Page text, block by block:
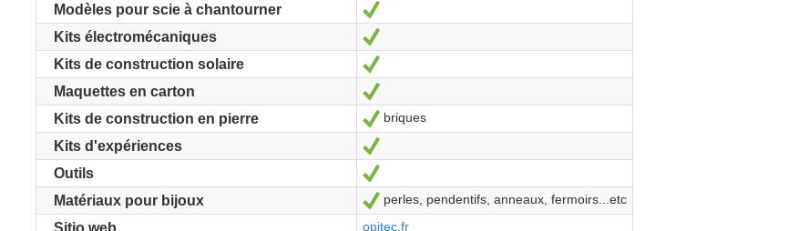
Modèles pour scie à chantourner Sí
Kits électromécaniques
Kits de construction solaire Sí
Maquettes en carton
Kits de construction en pierre Sí
briques
Kits d'expériences
Outils Sí
Matériaux pour bijoux Sí
perles, pendentifs, anneaux, fermoirs...etc
Sitio web opitec.fr